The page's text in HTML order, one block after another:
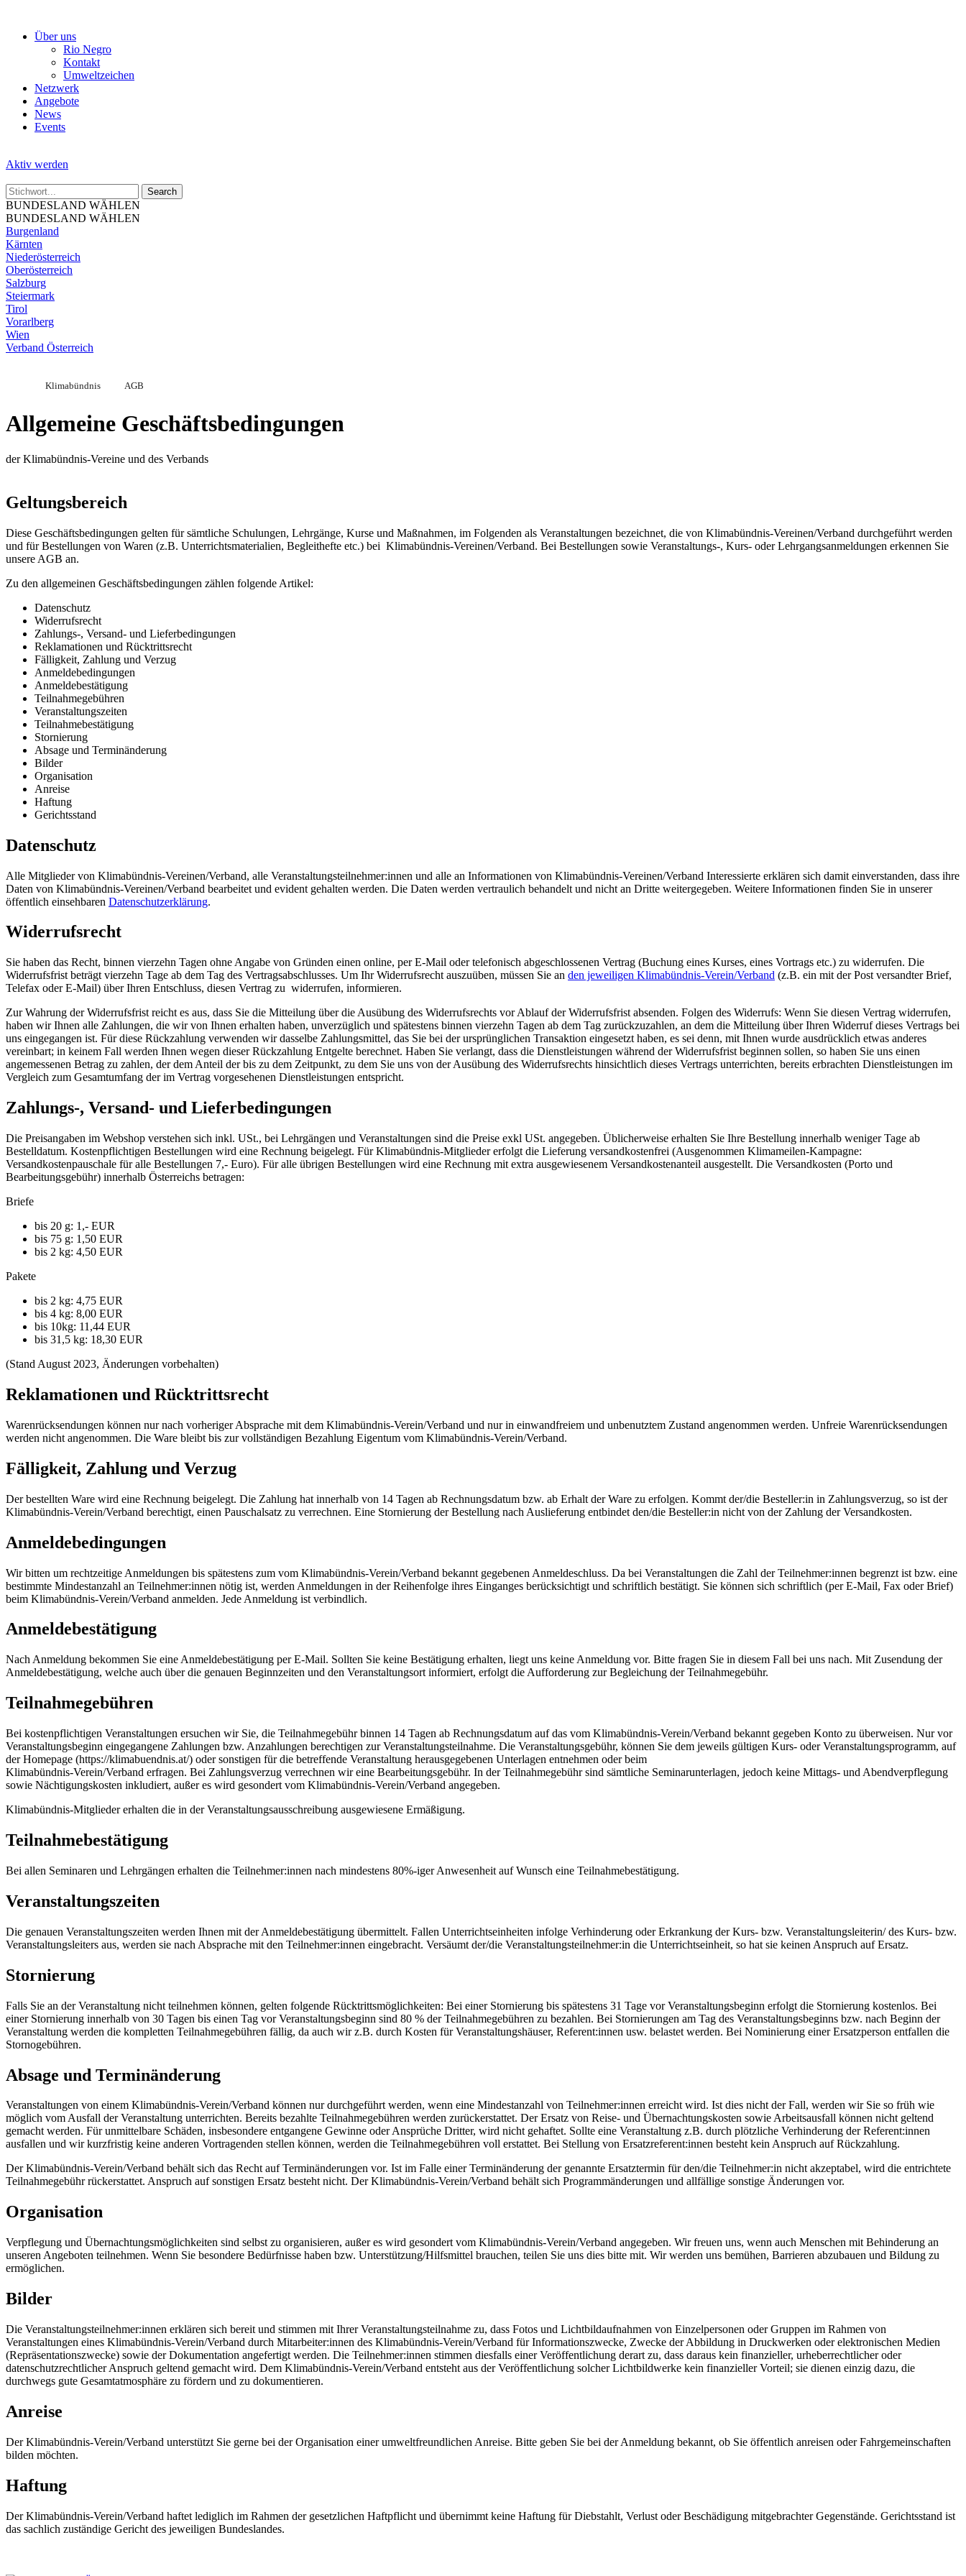
Über uns
Rio Negro
Kontakt
Umweltzeichen
Netzwerk
Angebote
News
Events
Aktiv werden
BUNDESLAND WÄHLEN
BUNDESLAND WÄHLEN
Burgenland
Kärnten
Niederösterreich
Oberösterreich
Salzburg
Steiermark
Tirol
Vorarlberg
Wien
Verband Österreich
Klimabündnis AGB
Allgemeine Geschäftsbedingungen
der Klimabündnis-Vereine und des Verbands
Geltungsbereich
Diese Geschäftsbedingungen gelten für sämtliche Schulungen, Lehrgänge, Kurse und Maßnahmen, im Folgenden als Veranstaltungen bezeichnet, die von Klimabündnis-Vereinen/Verband durchgeführt werden
und für Bestellungen von Waren (z.B. Unterrichtsmaterialien, Begleithefte etc.) bei Klimabündnis-Vereinen/Verband. Bei Bestellungen sowie Veranstaltungs-, Kurs- oder Lehrgangsanmeldungen erkennen Sie
unsere AGB an.
Zu den allgemeinen Geschäftsbedingungen zählen folgende Artikel:
Datenschutz
Widerrufsrecht
Zahlungs-, Versand- und Lieferbedingungen
Reklamationen und Rücktrittsrecht
Fälligkeit, Zahlung und Verzug
Anmeldebedingungen
Anmeldebestätigung
Teilnahmegebühren
Veranstaltungszeiten
Teilnahmebestätigung
Stornierung
Absage und Terminänderung
Bilder
Organisation
Anreise
Haftung
Gerichtsstand
Datenschutz
Alle Mitglieder von Klimabündnis-Vereinen/Verband, alle Veranstaltungsteilnehmer:innen und alle an Informationen von Klimabündnis-Vereinen/Verband Interessierte erklären sich damit einverstanden, dass ihre
Daten von Klimabündnis-Vereinen/Verband bearbeitet und evident gehalten werden. Die Daten werden vertraulich behandelt und nicht an Dritte weitergegeben. Weitere Informationen finden Sie in unserer
öffentlich einsehbaren Datenschutzerklärung.
Widerrufsrecht
Sie haben das Recht, binnen vierzehn Tagen ohne Angabe von Gründen einen online, per E-Mail oder telefonisch abgeschlossenen Vertrag (Buchung eines Kurses, eines Vortrags etc.) zu widerrufen. Die
Widerrufsfrist beträgt vierzehn Tage ab dem Tag des Vertragsabschlusses. Um Ihr Widerrufsrecht auszuüben, müssen Sie an den jeweiligen Klimabündnis-Verein/Verband (z.B. ein mit der Post versandter Brief,
Telefax oder E-Mail) über Ihren Entschluss, diesen Vertrag zu widerrufen, informieren.
Zur Wahrung der Widerrufsfrist reicht es aus, dass Sie die Mitteilung über die Ausübung des Widerrufsrechts vor Ablauf der Widerrufsfrist absenden. Folgen des Widerrufs: Wenn Sie diesen Vertrag widerrufen,
haben wir Ihnen alle Zahlungen, die wir von Ihnen erhalten haben, unverzüglich und spätestens binnen vierzehn Tagen ab dem Tag zurückzuzahlen, an dem die Mitteilung über Ihren Widerruf dieses Vertrags bei
uns eingegangen ist. Für diese Rückzahlung verwenden wir dasselbe Zahlungsmittel, das Sie bei der ursprünglichen Transaktion eingesetzt haben, es sei denn, mit Ihnen wurde ausdrücklich etwas anderes
vereinbart; in keinem Fall werden Ihnen wegen dieser Rückzahlung Entgelte berechnet. Haben Sie verlangt, dass die Dienstleistungen während der Widerrufsfrist beginnen sollen, so haben Sie uns einen
angemessenen Betrag zu zahlen, der dem Anteil der bis zu dem Zeitpunkt, zu dem Sie uns von der Ausübung des Widerrufsrechts hinsichtlich dieses Vertrags unterrichten, bereits erbrachten Dienstleistungen im
Vergleich zum Gesamtumfang der im Vertrag vorgesehenen Dienstleistungen entspricht.
Zahlungs-, Versand- und Lieferbedingungen
Die Preisangaben im Webshop verstehen sich inkl. USt., bei Lehrgängen und Veranstaltungen sind die Preise exkl USt. angegeben. Üblicherweise erhalten Sie Ihre Bestellung innerhalb weniger Tage ab
Bestelldatum. Kostenpflichtigen Bestellungen wird eine Rechnung beigelegt. Für Klimabündnis-Mitglieder erfolgt die Lieferung versandkostenfrei (Ausgenommen Klimameilen-Kampagne:
Versandkostenpauschale für alle Bestellungen 7,- Euro). Für alle übrigen Bestellungen wird eine Rechnung mit extra ausgewiesenem Versandkostenanteil ausgestellt. Die Versandkosten (Porto und
Bearbeitungsgebühr) innerhalb Österreichs betragen:
Briefe
bis 20 g: 1,- EUR
bis 75 g: 1,50 EUR
bis 2 kg: 4,50 EUR
Pakete
bis 2 kg: 4,75 EUR
bis 4 kg: 8,00 EUR
bis 10kg: 11,44 EUR
bis 31,5 kg: 18,30 EUR
(Stand August 2023, Änderungen vorbehalten)
Reklamationen und Rücktrittsrecht
Warenrücksendungen können nur nach vorheriger Absprache mit dem Klimabündnis-Verein/Verband und nur in einwandfreiem und unbenutztem Zustand angenommen werden. Unfreie Warenrücksendungen
werden nicht angenommen. Die Ware bleibt bis zur vollständigen Bezahlung Eigentum vom Klimabündnis-Verein/Verband.
Fälligkeit, Zahlung und Verzug
Der bestellten Ware wird eine Rechnung beigelegt. Die Zahlung hat innerhalb von 14 Tagen ab Rechnungsdatum bzw. ab Erhalt der Ware zu erfolgen. Kommt der/die Besteller:in in Zahlungsverzug, so ist der
Klimabündnis-Verein/Verband berechtigt, einen Pauschalsatz zu verrechnen. Eine Stornierung der Bestellung nach Auslieferung entbindet den/die Besteller:in nicht von der Zahlung der Versandkosten.
Anmeldebedingungen
Wir bitten um rechtzeitige Anmeldungen bis spätestens zum vom Klimabündnis-Verein/Verband bekannt gegebenen Anmeldeschluss. Da bei Veranstaltungen die Zahl der Teilnehmer:innen begrenzt ist bzw. eine
bestimmte Mindestanzahl an Teilnehmer:innen nötig ist, werden Anmeldungen in der Reihenfolge ihres Einganges berücksichtigt und schriftlich bestätigt. Sie können sich schriftlich (per E-Mail, Fax oder Brief)
beim Klimabündnis-Verein/Verband anmelden. Jede Anmeldung ist verbindlich.
Anmeldebestätigung
Nach Anmeldung bekommen Sie eine Anmeldebestätigung per E-Mail. Sollten Sie keine Bestätigung erhalten, liegt uns keine Anmeldung vor. Bitte fragen Sie in diesem Fall bei uns nach. Mit Zusendung der
Anmeldebestätigung, welche auch über die genauen Beginnzeiten und den Veranstaltungsort informiert, erfolgt die Aufforderung zur Begleichung der Teilnahmegebühr.
Teilnahmegebühren
Bei kostenpflichtigen Veranstaltungen ersuchen wir Sie, die Teilnahmegebühr binnen 14 Tagen ab Rechnungsdatum auf das vom Klimabündnis-Verein/Verband bekannt gegeben Konto zu überweisen. Nur vor
Veranstaltungsbeginn eingegangene Zahlungen bzw. Anzahlungen berechtigen zur Veranstaltungsteilnahme. Die Veranstaltungsgebühr, können Sie dem jeweils gültigen Kurs- oder Veranstaltungsprogramm, auf
der Homepage (https://klimabuendnis.at/) oder sonstigen für die betreffende Veranstaltung herausgegebenen Unterlagen entnehmen oder beim
Klimabündnis-Verein/Verband erfragen. Bei Zahlungsverzug verrechnen wir eine Bearbeitungsgebühr. In der Teilnahmegebühr sind sämtliche Seminarunterlagen, jedoch keine Mittags- und Abendverpflegung
sowie Nächtigungskosten inkludiert, außer es wird gesondert vom Klimabündnis-Verein/Verband angegeben.
Klimabündnis-Mitglieder erhalten die in der Veranstaltungsausschreibung ausgewiesene Ermäßigung.
Teilnahmebestätigung
Bei allen Seminaren und Lehrgängen erhalten die Teilnehmer:innen nach mindestens 80%-iger Anwesenheit auf Wunsch eine Teilnahmebestätigung.
Veranstaltungszeiten
Die genauen Veranstaltungszeiten werden Ihnen mit der Anmeldebestätigung übermittelt. Fallen Unterrichtseinheiten infolge Verhinderung oder Erkrankung der Kurs- bzw. Veranstaltungsleiterin/ des Kurs- bzw.
Veranstaltungsleiters aus, werden sie nach Absprache mit den Teilnehmer:innen eingebracht. Versäumt der/die Veranstaltungsteilnehmer:in die Unterrichtseinheit, so hat sie keinen Anspruch auf Ersatz.
Stornierung
Falls Sie an der Veranstaltung nicht teilnehmen können, gelten folgende Rücktrittsmöglichkeiten: Bei einer Stornierung bis spätestens 31 Tage vor Veranstaltungsbeginn erfolgt die Stornierung kostenlos. Bei
einer Stornierung innerhalb von 30 Tagen bis einen Tag vor Veranstaltungsbeginn sind 80 % der Teilnahmegebühren zu bezahlen. Bei Stornierungen am Tag des Veranstaltungsbeginns bzw. nach Beginn der
Veranstaltung werden die kompletten Teilnahmegebühren fällig, da auch wir z.B. durch Kosten für Veranstaltungshäuser, Referent:innen usw. belastet werden. Bei Nominierung einer Ersatzperson entfallen die
Stornogebühren.
Absage und Terminänderung
Veranstaltungen von einem Klimabündnis-Verein/Verband können nur durchgeführt werden, wenn eine Mindestanzahl von Teilnehmer:innen erreicht wird. Ist dies nicht der Fall, werden wir Sie so früh wie
möglich vom Ausfall der Veranstaltung unterrichten. Bereits bezahlte Teilnahmegebühren werden zurückerstattet. Der Ersatz von Reise- und Übernachtungskosten sowie Arbeitsausfall können nicht geltend
gemacht werden. Für unmittelbare Schäden, insbesondere entgangene Gewinne oder Ansprüche Dritter, wird nicht gehaftet. Sollte eine Veranstaltung z.B. durch plötzliche Verhinderung der Referent:innen
ausfallen und wir kurzfristig keine anderen Vortragenden stellen können, werden die Teilnahmegebühren voll erstattet. Bei Stellung von Ersatzreferent:innen besteht kein Anspruch auf Rückzahlung.
Der Klimabündnis-Verein/Verband behält sich das Recht auf Terminänderungen vor. Ist im Falle einer Terminänderung der genannte Ersatztermin für den/die Teilnehmer:in nicht akzeptabel, wird die entrichtete
Teilnahmegebühr rückerstattet. Anspruch auf sonstigen Ersatz besteht nicht. Der Klimabündnis-Verein/Verband behält sich Programmänderungen und allfällige sonstige Änderungen vor.
Organisation
Verpflegung und Übernachtungsmöglichkeiten sind selbst zu organisieren, außer es wird gesondert vom Klimabündnis-Verein/Verband angegeben. Wir freuen uns, wenn auch Menschen mit Behinderung an
unseren Angeboten teilnehmen. Wenn Sie besondere Bedürfnisse haben bzw. Unterstützung/Hilfsmittel brauchen, teilen Sie uns dies bitte mit. Wir werden uns bemühen, Barrieren abzubauen und Bildung zu
ermöglichen.
Bilder
Die Veranstaltungsteilnehmer:innen erklären sich bereit und stimmen mit Ihrer Veranstaltungsteilnahme zu, dass Fotos und Lichtbildaufnahmen von Einzelpersonen oder Gruppen im Rahmen von
Veranstaltungen eines Klimabündnis-Verein/Verband durch Mitarbeiter:innen des Klimabündnis-Verein/Verband für Informationszwecke, Zwecke der Abbildung in Druckwerken oder elektronischen Medien
(Repräsentationszwecke) sowie der Dokumentation angefertigt werden. Die Teilnehmer:innen stimmen diesfalls einer Veröffentlichung derart zu, dass daraus kein finanzieller, urheberrechtlicher oder
datenschutzrechtlicher Anspruch geltend gemacht wird. Dem Klimabündnis-Verein/Verband entsteht aus der Veröffentlichung solcher Lichtbildwerke kein finanzieller Vorteil; sie dienen einzig dazu, die
durchwegs gute Gesamtatmosphäre zu fördern und zu dokumentieren.
Anreise
Der Klimabündnis-Verein/Verband unterstützt Sie gerne bei der Organisation einer umweltfreundlichen Anreise. Bitte geben Sie bei der Anmeldung bekannt, ob Sie öffentlich anreisen oder Fahrgemeinschaften
bilden möchten.
Haftung
Der Klimabündnis-Verein/Verband haftet lediglich im Rahmen der gesetzlichen Haftpflicht und übernimmt keine Haftung für Diebstahlt, Verlust oder Beschädigung mitgebrachter Gegenstände. Gerichtsstand ist
das sachlich zuständige Gericht des jeweiligen Bundeslandes.